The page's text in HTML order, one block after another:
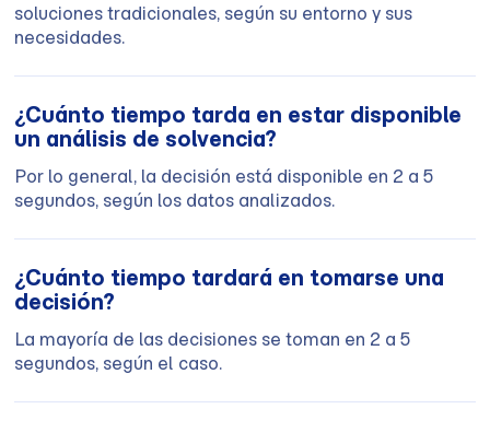
soluciones tradicionales, según su entorno y sus
necesidades.
¿Cuánto tiempo tarda en estar disponible
un análisis de solvencia?
Por lo general, la decisión está disponible en 2 a 5
segundos, según los datos analizados.
¿Cuánto tiempo tardará en tomarse una
decisión?
La mayoría de las decisiones se toman en 2 a 5
segundos, según el caso.